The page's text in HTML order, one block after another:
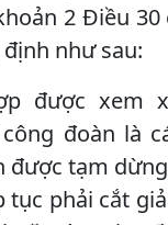
2 Điều 30
như sau:
được xem
đoàn là
được tạm
tục phải cắt